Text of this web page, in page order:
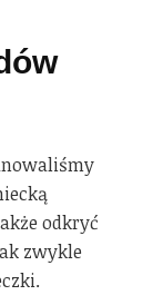
odkryć
zwykle